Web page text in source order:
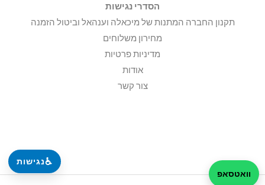
♿נגישות
הסדרי נגישות
תקנון החברה המתנות של מיכאלה וענהאל וביטול הזמנה
מחירון משלוחים
מדיניות פרטיות
אודות
צור קשר
וואטסאפ